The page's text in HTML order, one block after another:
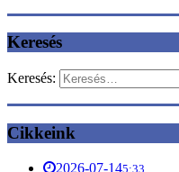
Keresés
Keresés:
Cikkeink
2026-07-145:33